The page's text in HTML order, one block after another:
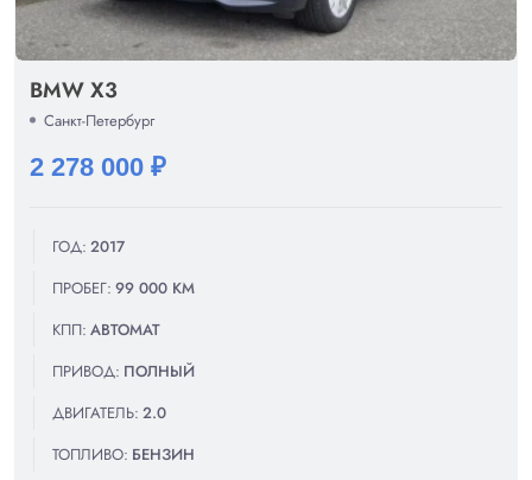
BMW X3
Санкт-Петербург
2 278 000 ₽
ГОД: 2017
ПРОБЕГ: 99 000 КМ
КПП: АВТОМАТ
ПРИВОД: ПОЛНЫЙ
ДВИГАТЕЛЬ: 2.0
ТОПЛИВО: БЕНЗИН